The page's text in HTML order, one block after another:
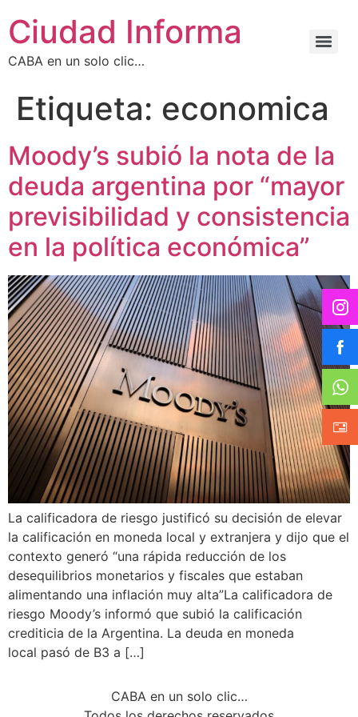
Ciudad Informa
CABA en un solo clic…
Etiqueta: economica
Moody’s subió la nota de la
deuda argentina por “mayor
previsibilidad y consistencia
en la política económica”
La calificadora de riesgo justificó su decisión de elevar
la calificación en moneda local y extranjera y dijo que el
contexto generó “una rápida reducción de los
desequilibrios monetarios y fiscales que estaban
alimentando una inflación muy alta”La calificadora de
riesgo Moody’s informó que subió la calificación
crediticia de la Argentina. La deuda en moneda
local pasó de B3 a […]
CABA en un solo clic…